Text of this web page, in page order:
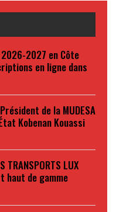
2027 en Côte
en ligne dans
de la MUDESA
Kobenan Kouassi
TRANSPORTS LUX
haut de gamme